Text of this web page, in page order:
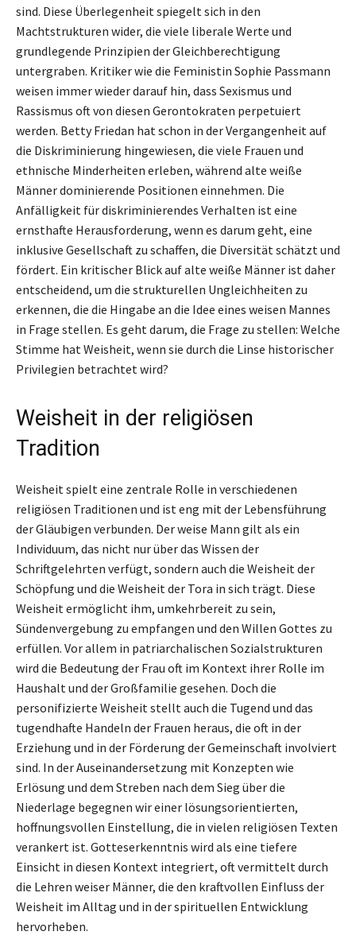
sind. Diese Überlegenheit spiegelt sich in den
Machtstrukturen wider, die viele liberale Werte und
grundlegende Prinzipien der Gleichberechtigung
untergraben. Kritiker wie die Feministin Sophie Passmann
weisen immer wieder darauf hin, dass Sexismus und
Rassismus oft von diesen Gerontokraten perpetuiert
werden. Betty Friedan hat schon in der Vergangenheit auf
die Diskriminierung hingewiesen, die viele Frauen und
ethnische Minderheiten erleben, während alte weiße
Männer dominierende Positionen einnehmen. Die
Anfälligkeit für diskriminierendes Verhalten ist eine
ernsthafte Herausforderung, wenn es darum geht, eine
inklusive Gesellschaft zu schaffen, die Diversität schätzt und
fördert. Ein kritischer Blick auf alte weiße Männer ist daher
entscheidend, um die strukturellen Ungleichheiten zu
erkennen, die die Hingabe an die Idee eines weisen Mannes
in Frage stellen. Es geht darum, die Frage zu stellen: Welche
Stimme hat Weisheit, wenn sie durch die Linse historischer
Privilegien betrachtet wird?
Weisheit in der religiösen
Tradition
Weisheit spielt eine zentrale Rolle in verschiedenen
religiösen Traditionen und ist eng mit der Lebensführung
der Gläubigen verbunden. Der weise Mann gilt als ein
Individuum, das nicht nur über das Wissen der
Schriftgelehrten verfügt, sondern auch die Weisheit der
Schöpfung und die Weisheit der Tora in sich trägt. Diese
Weisheit ermöglicht ihm, umkehrbereit zu sein,
Sündenvergebung zu empfangen und den Willen Gottes zu
erfüllen. Vor allem in patriarchalischen Sozialstrukturen
wird die Bedeutung der Frau oft im Kontext ihrer Rolle im
Haushalt und der Großfamilie gesehen. Doch die
personifizierte Weisheit stellt auch die Tugend und das
tugendhafte Handeln der Frauen heraus, die oft in der
Erziehung und in der Förderung der Gemeinschaft involviert
sind. In der Auseinandersetzung mit Konzepten wie
Erlösung und dem Streben nach dem Sieg über die
Niederlage begegnen wir einer lösungsorientierten,
hoffnungsvollen Einstellung, die in vielen religiösen Texten
verankert ist. Gotteserkenntnis wird als eine tiefere
Einsicht in diesen Kontext integriert, oft vermittelt durch
die Lehren weiser Männer, die den kraftvollen Einfluss der
Weisheit im Alltag und in der spirituellen Entwicklung
hervorheben.